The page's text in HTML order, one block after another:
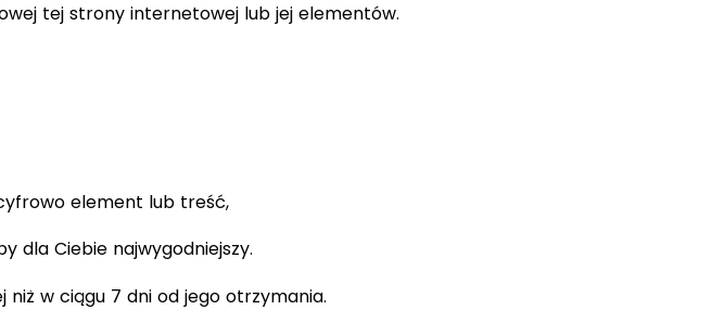
tej strony internetowej lub jej elementów.
element lub treść,
dla Ciebie najwygodniejszy.
niż w ciągu 7 dni od jego otrzymania.